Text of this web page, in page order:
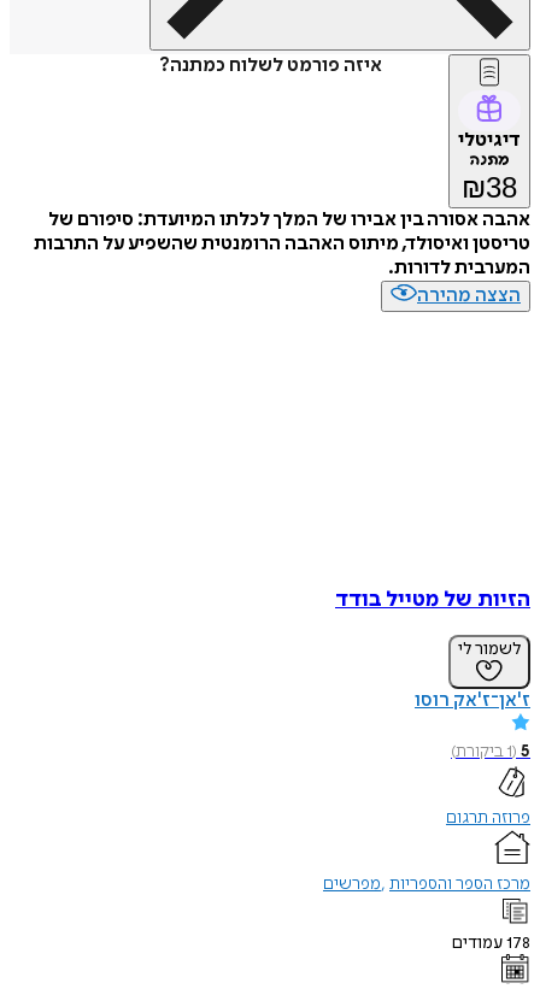
איזה פורמט לשלוח כמתנה?
דיגיטלי
מתנה
₪38
אהבה אסורה בין אבירו של המלך לכלתו המיועדת: סיפורם של
טריסטן ואיסולד, מיתוס האהבה הרומנטית שהשפיע על התרבות
המערבית לדורות.
הצצה מהירה
הזיות של מטייל בודד
לשמור לי
ז'אן־ז'אק רוסו
5
(
1ביקורת)
פרוזה תרגום
מרכז הספר והספריות מפרשים
178עמודים